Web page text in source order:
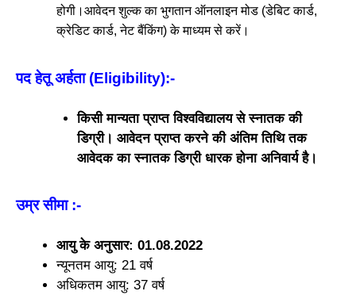
होगी।आवेदन शुल्क का भुगतान ऑनलाइन मोड (डेबिट कार्ड,
क्रेडिट कार्ड, नेट बैंकिंग) के माध्यम से करें।
पद हेतू अर्हता (Eligibility):-
किसी मान्यता प्राप्त विश्वविद्यालय से स्नातक की
डिग्री। आवेदन प्राप्त करने की अंतिम तिथि तक
आवेदक का स्नातक डिग्री धारक होना अनिवार्य है।
उम्र सीमा:-
आयु के अनुसार: 01.08.2022
न्यूनतम आयु: 21 वर्ष
अधिकतम आयु: 37 वर्ष